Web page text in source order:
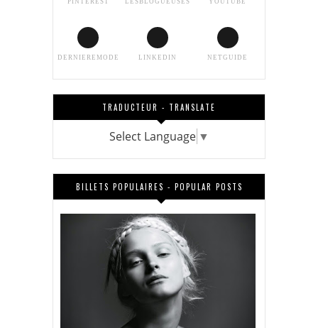
DERNIEREMODE LINKEDIN NETGUIDE
TRADUCTEUR - TRANSLATE
Select Language ▼
BILLETS POPULAIRES - POPULAR POSTS